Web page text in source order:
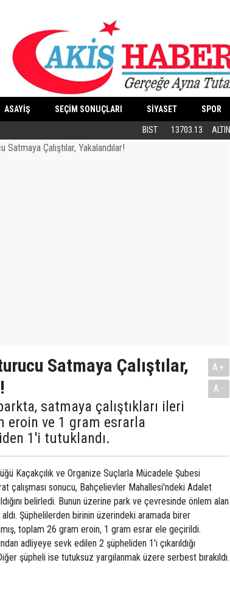
ASAYİŞ SEÇİM SONUÇLARI SİYASET SPOR
“Cesedimizi çiğnemeden...”
BIST 13703.13 ALTIN
Satmaya Çalıştılar,
satmaya çalıştıkları ileri
eroin ve 1 gram esrarla
1'i tutuklandı.
A+
A-
Kaçakçılık ve Organize Suçlarla Mücadele Şubesi
çalışması sonucu, Bahçelievler Mahallesi'ndeki Adalet
belirledi. Bunun üzerine park ve çevresinde önlem alan
Şüphelilerden birinin üzerindeki aramada birer
toplam 26 gram eroin, 1 gram esrar ele geçirildi.
adliyeye sevk edilen 2 şüpheliden 1'i çıkarıldığı
şüpheli ise tutuksuz yargılanmak üzere serbest bırakıldı.